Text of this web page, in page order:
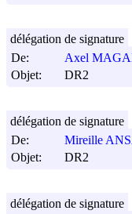
De:
Axel
Objet:
DR2
délégation de signature
De:
Mireille
Objet:
DR2
délégation de signature
délégation de signature